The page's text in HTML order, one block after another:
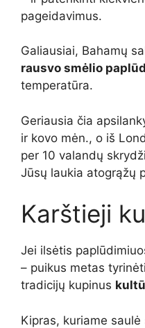
pageidavimus.
Galiausiai, Bahamų
rausvo smėlio
temperatūra.
Geriausia čia
ir kovo mėn., o iš
per 10 valandų
Jūsų laukia atogrąžų
Karštieji
Jei ilsėtis
– puikus metas
tradicijų kupinus
Kipras, kuriame